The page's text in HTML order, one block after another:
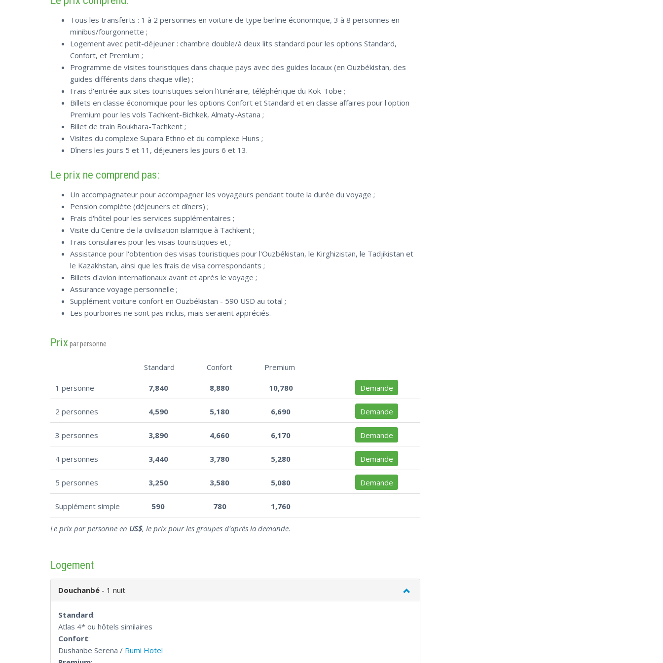
Tous les transferts : 1 à 2 personnes en voiture de type berline économique, 3 à 8 personnes en
minibus/fourgonnette ;
Logement avec petit-déjeuner : chambre double/à deux lits standard pour les options Standard,
Confort, et Premium ;
Programme de visites touristiques dans chaque pays avec des guides locaux (en Ouzbékistan, des
guides différents dans chaque ville) ;
Frais d'entrée aux sites touristiques selon l'itinéraire, téléphérique du Kok-Tobe ;
Billets en classe économique pour les options Confort et Standard et en classe affaires pour l'option
Premium pour les vols Tachkent-Bichkek, Almaty-Astana ;
Billet de train Boukhara-Tachkent ;
Visites du complexe Supara Ethno et du complexe Huns ;
Dîners les jours 5 et 11, déjeuners les jours 6 et 13.
Le prix ne comprend pas:
Un accompagnateur pour accompagner les voyageurs pendant toute la durée du voyage ;
Pension complète (déjeuners et dîners) ;
Frais d'hôtel pour les services supplémentaires ;
Visite du Centre de la civilisation islamique à Tachkent ;
Frais consulaires pour les visas touristiques et ;
Assistance pour l'obtention des visas touristiques pour l'Ouzbékistan, le Kirghizistan, le Tadjikistan et
le Kazakhstan, ainsi que les frais de visa correspondants ;
Billets d'avion internationaux avant et après le voyage ;
Assurance voyage personnelle ;
Supplément voiture confort en Ouzbékistan - 590 USD au total ;
Les pourboires ne sont pas inclus, mais seraient appréciés.
Prix par personne
Standard Confort Premium
1 personne 7,840 8,880 10,780 Demande
2 personnes 4,590 5,180 6,690 Demande
3 personnes 3,890 4,660 6,170 Demande
4 personnes 3,440 3,780 5,280 Demande
5 personnes 3,250 3,580 5,080 Demande
Supplément simple 590 780 1,760
Le prix par personne en US$, le prix pour les groupes d'après la demande.
Logement
Douchanbé - 1 nuit
Standard:
Atlas 4* ou hôtels similaires
Confort:
Dushanbe Serena / Rumi Hotel